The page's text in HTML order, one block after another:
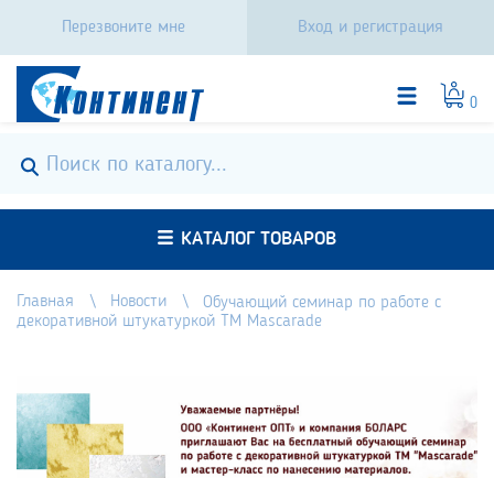
Перезвоните мне Вход и регистрация
0
КАТАЛОГ ТОВАРОВ
Главная Новости
Обучающий семинар по работе с
декоративной штукатуркой TM Mascarade